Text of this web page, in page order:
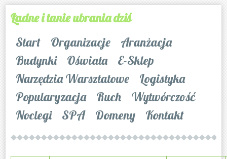
Ładne i tanie ubrania dziś
Start
Organizacje
Aranżacja
Budynki
Oświata
E-Sklep
Narzędzia Warsztatowe
Logistyka
Popularyzacja
Ruch
Wytwórczość
Noclegi
SPA Domeny Kontakt